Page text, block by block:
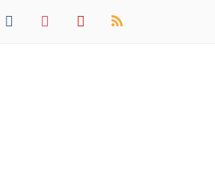
facebookinstagrampinterestrss